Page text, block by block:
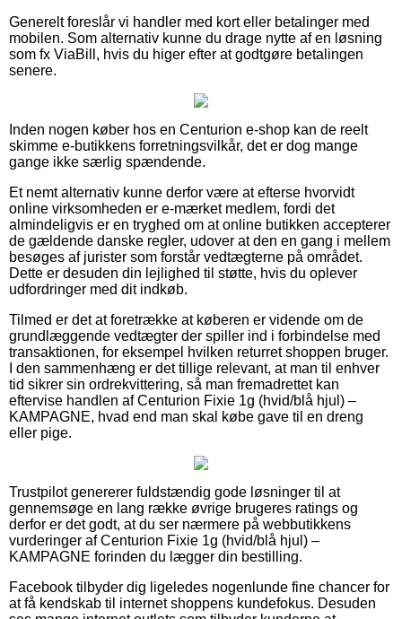
Generelt foreslår vi handler med kort eller betalinger med
mobilen. Som alternativ kunne du drage nytte af en løsning
som fx ViaBill, hvis du higer efter at godtgøre betalingen
senere.
Inden nogen køber hos en Centurion e-shop kan de reelt
skimme e-butikkens forretningsvilkår, det er dog mange
gange ikke særlig spændende.
Et nemt alternativ kunne derfor være at efterse hvorvidt
online virksomheden er e-mærket medlem, fordi det
almindeligvis er en tryghed om at online butikken accepterer
de gældende danske regler, udover at den en gang i mellem
besøges af jurister som forstår vedtægterne på området.
Dette er desuden din lejlighed til støtte, hvis du oplever
udfordringer med dit indkøb.
Tilmed er det at foretrække at køberen er vidende om de
grundlæggende vedtægter der spiller ind i forbindelse med
transaktionen, for eksempel hvilken returret shoppen bruger.
I den sammenhæng er det tillige relevant, at man til enhver
tid sikrer sin ordrekvittering, så man fremadrettet kan
eftervise handlen af Centurion Fixie 1g (hvid/blå hjul) –
KAMPAGNE, hvad end man skal købe gave til en dreng
eller pige.
Trustpilot genererer fuldstændig gode løsninger til at
gennemsøge en lang række øvrige brugeres ratings og
derfor er det godt, at du ser nærmere på webbutikkens
vurderinger af Centurion Fixie 1g (hvid/blå hjul) –
KAMPAGNE forinden du lægger din bestilling.
Facebook tilbyder dig ligeledes nogenlunde fine chancer for
at få kendskab til internet shoppens kundefokus. Desuden